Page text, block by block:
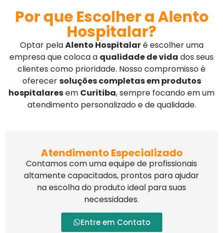
Por que Escolher a Alento
Hospitalar?
Optar pelaAlento Hospitalaré escolher uma
empresa que coloca a qualidade de vida dos seus
clientes como prioridade. Nosso compromisso é
oferecersoluções completas em produtos
hospitalaresem Curitiba, sempre focando em um
atendimento personalizado e de qualidade.
Atendimento Especializado
Contamos com uma equipe de profissionais
altamente capacitados, prontos para ajudar
na escolha do produto ideal para suas
necessidades.
Entre em Contato